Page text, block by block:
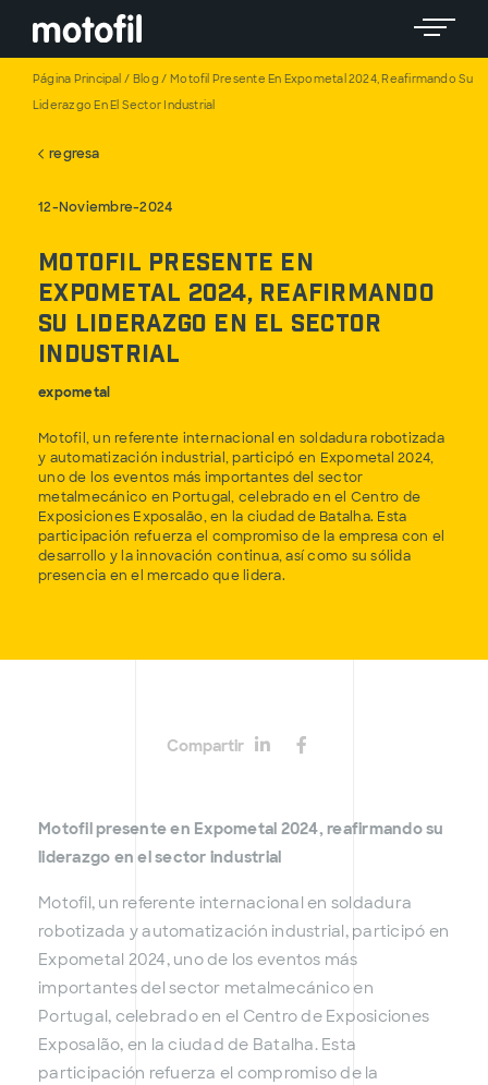
Página Principal / Blog / Motofil Presente En Expometal 2024, Reafirmando Su
Liderazgo En El Sector Industrial
regresa
12-Noviembre-2024
Motofil presente en
Expometal 2024, reafirmando
su liderazgo en el sector
industrial
expometal
Motofil, un referente internacional en soldadura robotizada
y automatización industrial, participó en Expometal 2024,
uno de los eventos más importantes del sector
metalmecánico en Portugal, celebrado en el Centro de
Exposiciones Exposalão, en la ciudad de Batalha. Esta
participación refuerza el compromiso de la empresa con el
desarrollo y la innovación continua, así como su sólida
presencia en el mercado que lidera.
Compartir
Motofil presente en Expometal 2024, reafirmando su
liderazgo en el sector industrial
Motofil, un referente internacional en soldadura
robotizada y automatización industrial, participó en
Expometal 2024, uno de los eventos más
importantes del sector metalmecánico en
Portugal, celebrado en el Centro de Exposiciones
Exposalão, en la ciudad de Batalha. Esta
participación refuerza el compromiso de la